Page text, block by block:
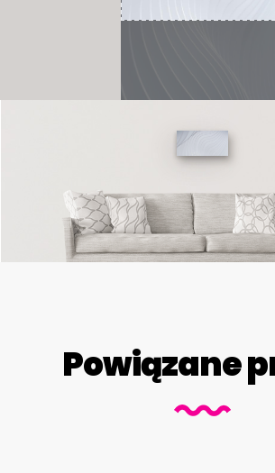
Powiązane